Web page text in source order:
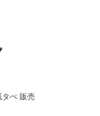
タぺ 販売